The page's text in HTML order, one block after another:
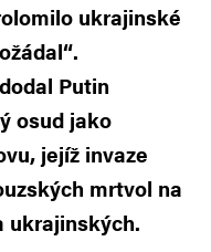
ukrajinské
Putin
osud jako
jejíž invaze
mrtvol na
ukrajinských.